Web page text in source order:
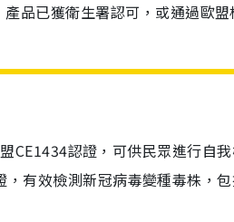
品已獲衛生署認可，或通過歐盟
CE1434認證，可供民眾進行自
有效檢測新冠病毒變種毒株，